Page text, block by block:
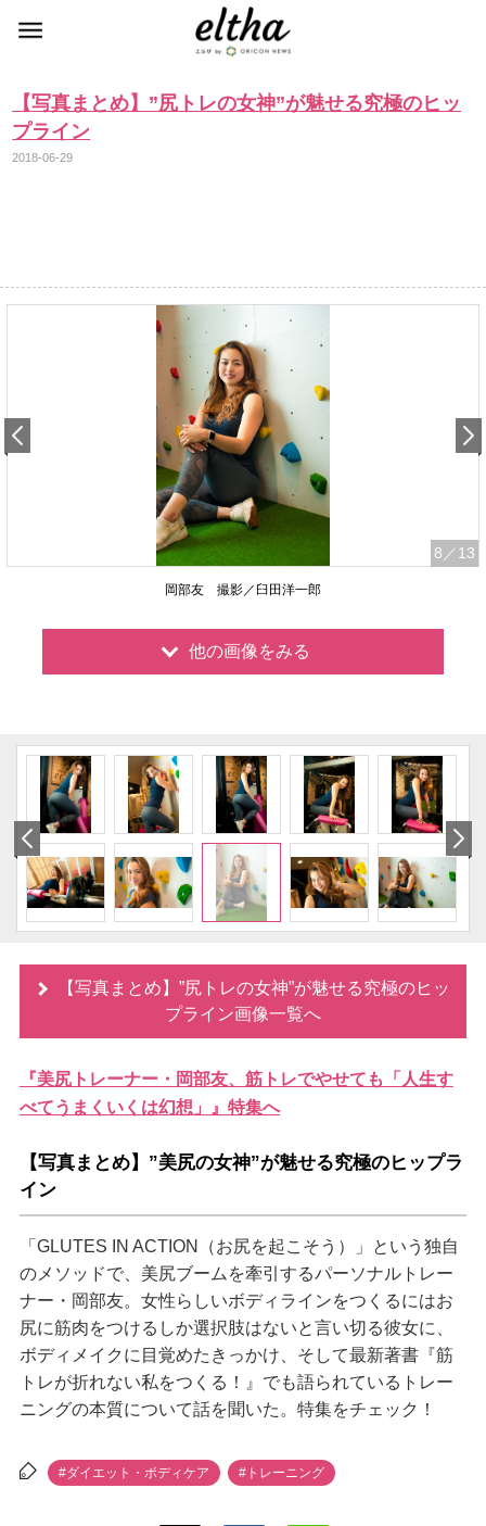
【写真まとめ】”尻トレの女神”が魅せる究極のヒッ
プライン
2018-06-29
8 ／13
岡部友 撮影／臼田洋一郎
他の画像をみる
【写真まとめ】”尻トレの女神”が魅せる究極のヒッ
プライン画像一覧へ
『美尻トレーナー・岡部友、筋トレでやせても「人生す
べてうまくいくは幻想」』特集へ
【写真まとめ】”美尻の女神”が魅せる究極のヒップラ
イン
「GLUTES IN ACTION（お尻を起こそう）」という独自
のメソッドで、美尻ブームを牽引するパーソナルトレー
ナー・岡部友。女性らしいボディラインをつくるにはお
尻に筋肉をつけるしか選択肢はないと言い切る彼女に、
ボディメイクに目覚めたきっかけ、そして最新著書『筋
トレが折れない私をつくる！』でも語られているトレー
ニングの本質について話を聞いた。特集をチェック！
#ダイエット・ボディケア #トレーニング